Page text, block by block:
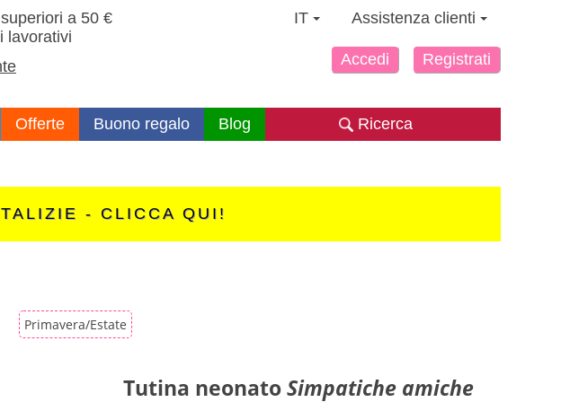
a 50 €
lavorativi
IT Assistenza clienti
Accedi Registrati
Offerte Buono regalo Blog Ricerca
- CLICCA QUI!
Primavera/Estate
Tutina neonatoSimpatiche amiche